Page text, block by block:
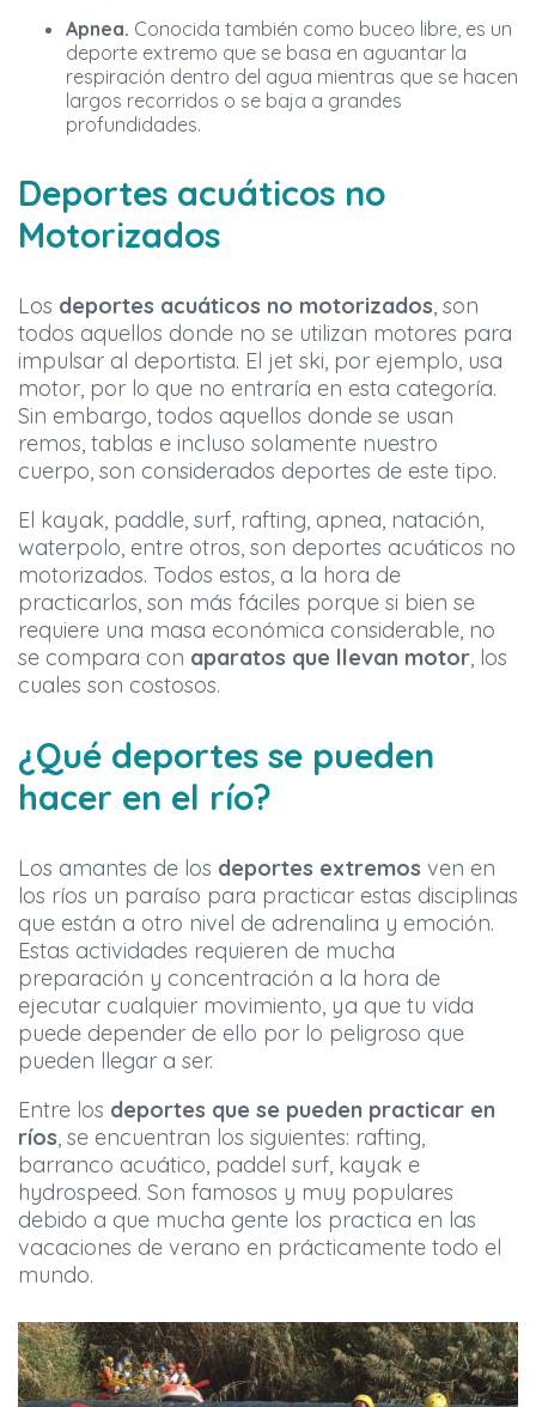
Apnea. Conocida también como buceo libre, es un
deporte extremo que se basa en aguantar la
respiración dentro del agua mientras que se hacen
largos recorridos o se baja a grandes
profundidades.
Deportes acuáticos no
Motorizados
Los deportes acuáticos no motorizados , son
todos aquellos donde no se utilizan motores para
impulsar al deportista. El jet ski, por ejemplo, usa
motor, por lo que no entraría en esta categoría.
Sin embargo, todos aquellos donde se usan
remos, tablas e incluso solamente nuestro
cuerpo, son considerados deportes de este tipo.
El kayak, paddle, surf, rafting, apnea, natación,
waterpolo, entre otros, son deportes acuáticos no
motorizados. Todos estos, a la hora de
practicarlos, son más fáciles porque si bien se
requiere una masa económica considerable, no
se compara con aparatos que llevan motor , los
cuales son costosos.
¿Qué deportes se pueden
hacer en el río?
Los amantes de los deportes extremos ven en
los ríos un paraíso para practicar estas disciplinas
que están a otro nivel de adrenalina y emoción.
Estas actividades requieren de mucha
preparación y concentración a la hora de
ejecutar cualquier movimiento, ya que tu vida
puede depender de ello por lo peligroso que
pueden llegar a ser.
Entre los deportes que se pueden practicar en
ríos , se encuentran los siguientes: rafting,
barranco acuático, paddel surf, kayak e
hydrospeed. Son famosos y muy populares
debido a que mucha gente los practica en las
vacaciones de verano en prácticamente todo el
mundo.